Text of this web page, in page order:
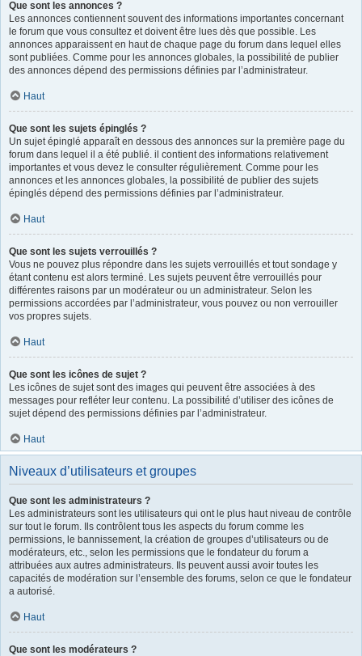
Que sont les annonces ?
Les annonces contiennent souvent des informations importantes concernant
le forum que vous consultez et doivent être lues dès que possible. Les
annonces apparaissent en haut de chaque page du forum dans lequel elles
sont publiées. Comme pour les annonces globales, la possibilité de publier
des annonces dépend des permissions définies par l’administrateur.
Haut
Que sont les sujets épinglés ?
Un sujet épinglé apparaît en dessous des annonces sur la première page du
forum dans lequel il a été publié. il contient des informations relativement
importantes et vous devez le consulter régulièrement. Comme pour les
annonces et les annonces globales, la possibilité de publier des sujets
épinglés dépend des permissions définies par l’administrateur.
Haut
Que sont les sujets verrouillés ?
Vous ne pouvez plus répondre dans les sujets verrouillés et tout sondage y
étant contenu est alors terminé. Les sujets peuvent être verrouillés pour
différentes raisons par un modérateur ou un administrateur. Selon les
permissions accordées par l’administrateur, vous pouvez ou non verrouiller
vos propres sujets.
Haut
Que sont les icônes de sujet ?
Les icônes de sujet sont des images qui peuvent être associées à des
messages pour refléter leur contenu. La possibilité d’utiliser des icônes de
sujet dépend des permissions définies par l’administrateur.
Haut
Niveaux d’utilisateurs et groupes
Que sont les administrateurs ?
Les administrateurs sont les utilisateurs qui ont le plus haut niveau de contrôle
sur tout le forum. Ils contrôlent tous les aspects du forum comme les
permissions, le bannissement, la création de groupes d’utilisateurs ou de
modérateurs, etc., selon les permissions que le fondateur du forum a
attribuées aux autres administrateurs. Ils peuvent aussi avoir toutes les
capacités de modération sur l’ensemble des forums, selon ce que le fondateur
a autorisé.
Haut
Que sont les modérateurs ?